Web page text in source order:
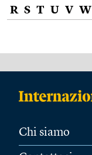
R S T U V W
Chi siamo